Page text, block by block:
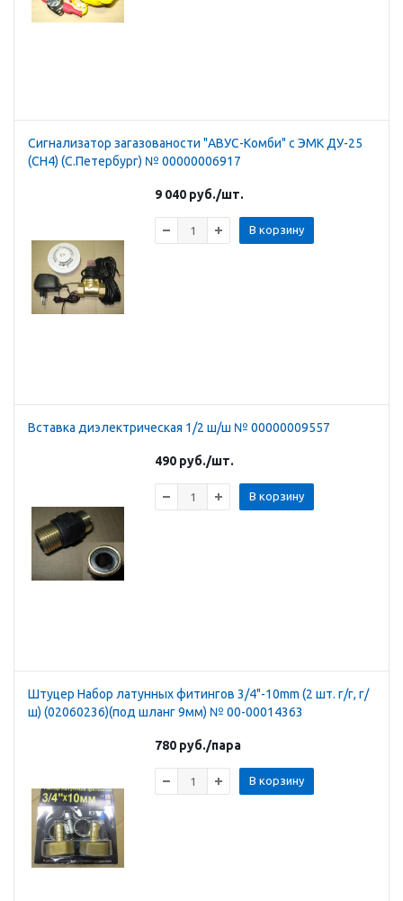
Сигнализатор загазованости "АВУС-Комби" с ЭМК ДУ-25
(СН4) (С.Петербург) № 00000006917
9 040 руб./шт.
В корзину
Вставка диэлектрическая 1/2 ш/ш № 00000009557
490 руб./шт.
В корзину
Штуцер Набор латунных фитингов 3/4"-10mm (2 шт. г/г, г/
ш) (02060236)(под шланг 9мм) № 00-00014363
780 руб./пара
В корзину